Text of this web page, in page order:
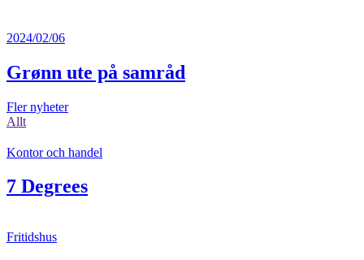
2024/02/06
Grønn ute på samråd
Fler nyheter
Allt
Kontor och handel
7 Degrees
Fritidshus